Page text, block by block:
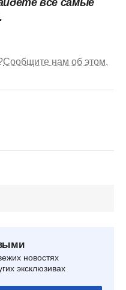
Сообщите нам об этом.
новостях
эксклюзивах